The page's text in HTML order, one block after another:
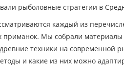
рыболовные стратегии в
каждый из
Мы собрали
техники на современной
и какие из них можно